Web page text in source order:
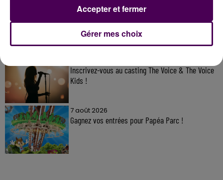
7 août 2026
Inscrivez-vous au casting The Voice & The Voice
Kids !
7 août 2026
Gagnez vos entrées pour Papéa Parc !
Gérer mes choix
Accepter et fermer